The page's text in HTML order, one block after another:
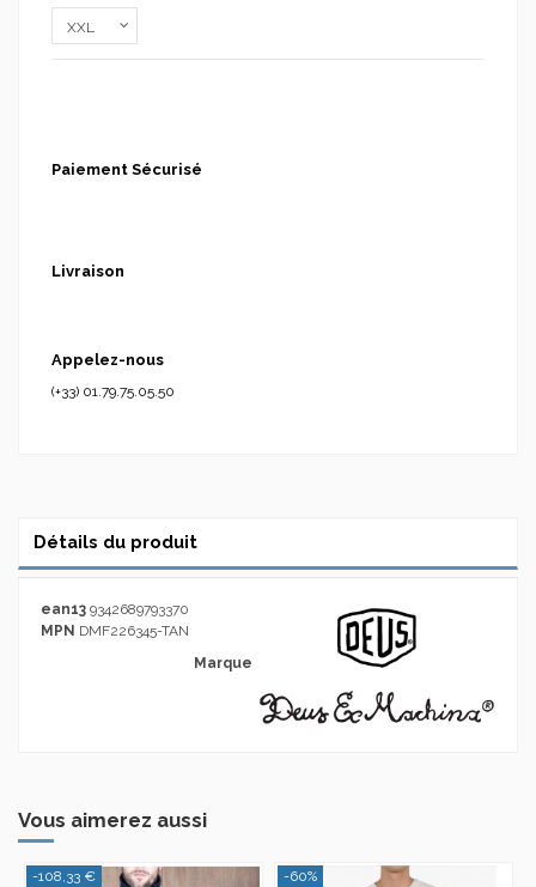
Paiement Sécurisé
Livraison
Appelez-nous
(+33) 01.79.75.05.50
Détails du produit
Marque
ean13 9342689793370
MPN DMF226345-TAN
Vous aimerez aussi
-108,33 € -60%